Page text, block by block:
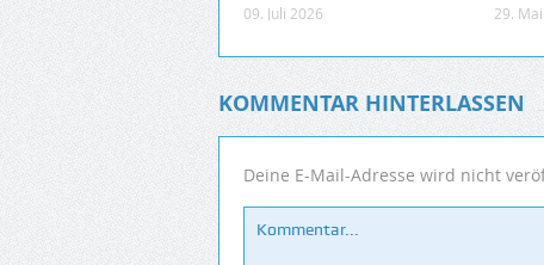
09. Juli 2026 29.
KOMMENTAR HINTERLASSEN
Deine E-Mail-Adresse wird nicht